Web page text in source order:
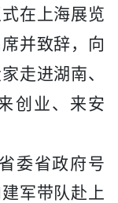
桥梁
隧道
工程
试验
在上海展览
并致辞，向
走进湖南、
创业、来安
委省政府号
军带队赴上